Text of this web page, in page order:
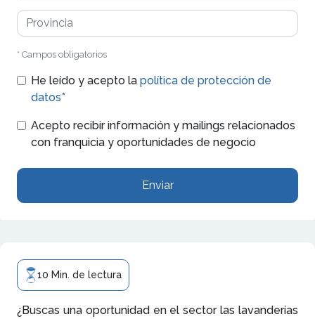
* Campos obligatorios
He leído y acepto la política de protección de
datos*
Acepto recibir información y mailings relacionados
con franquicia y oportunidades de negocio
Enviar
10 Min. de lectura
¿Buscas una oportunidad en el sector las lavanderías